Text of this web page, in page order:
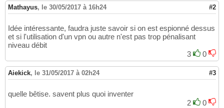
Mathayus, le 30/05/2017 à 16h24 #2
Idée intéressante, faudra juste savoir si on est espionné dessus
et si l'utilisation d'un vpn ou autre n'est pas trop pénalisant
niveau débit
3
0
Aiekick, le 31/05/2017 à 02h24 #3
quelle bêtise. savent plus quoi inventer
2
0